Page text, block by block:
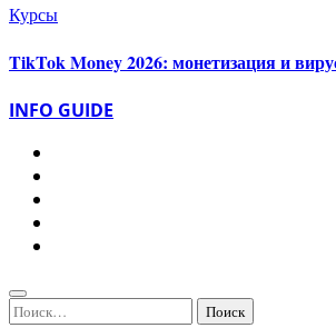
Курсы
TikTok Money 2026: монетизация и
INFO GUIDE
Найти: